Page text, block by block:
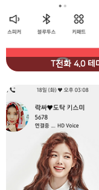
T전화 4.0 테